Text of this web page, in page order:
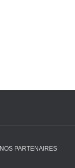
NOS PARTENAIRES